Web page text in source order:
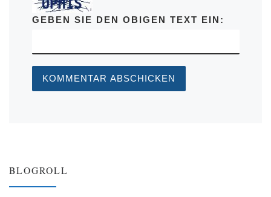
GEBEN SIE DEN OBIGEN TEXT EIN:
BLOGROLL